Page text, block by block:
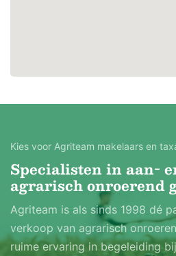
Kies voor Agriteam makelaars en
Specialisten in aan-
agrarisch onroerend
Agriteam is als sinds 1998 dé
verkoop van agrarisch
ruime ervaring in begeleiding